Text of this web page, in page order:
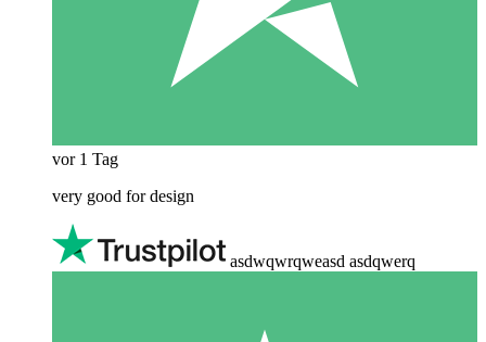
vor 1 Tag
very good for design
asdwqwrqweasd asdqwerq